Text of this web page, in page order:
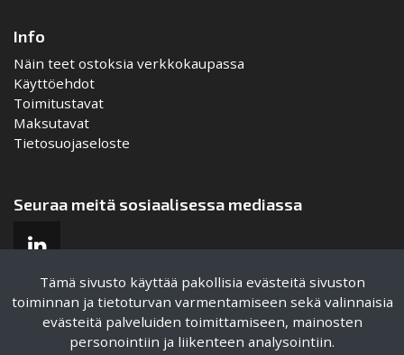
Tämä sivusto käyttää pakollisia evästeitä sivuston
toiminnan ja tietoturvan varmentamiseen sekä valinnaisia
evästeitä palveluiden toimittamiseen, mainosten
personointiin ja liikenteen analysointiin.
Info
Näin teet ostoksia verkkokaupassa
Käyttöehdot
Toimitustavat
Maksutavat
Tietosuojaseloste
Seuraa meitä sosiaalisessa mediassa
Sertifikaatit